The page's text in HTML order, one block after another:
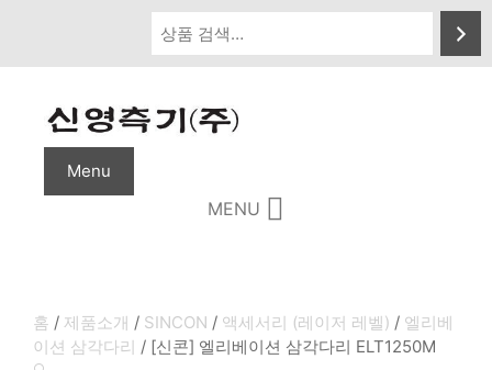
Menu
MENU
홈 / 제품소개 / SINCON / 액세서리 (레이저 레벨) / 엘리베
이션 삼각다리 / [신콘] 엘리베이션 삼각다리 ELT1250M